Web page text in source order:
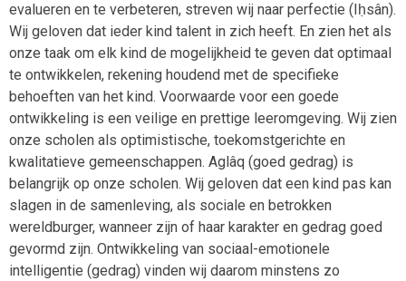
evalueren en te verbeteren, streven wij naar perfectie (Iḥsân).
Wij geloven dat ieder kind talent in zich heeft. En zien het als
onze taak om elk kind de mogelijkheid te geven dat optimaal
te ontwikkelen, rekening houdend met de specifieke
behoeften van het kind. Voorwaarde voor een goede
ontwikkeling is een veilige en prettige leeromgeving. Wij zien
onze scholen als optimistische, toekomstgerichte en
kwalitatieve gemeenschappen. Aglâq (goed gedrag) is
belangrijk op onze scholen. Wij geloven dat een kind pas kan
slagen in de samenleving, als sociale en betrokken
wereldburger, wanneer zijn of haar karakter en gedrag goed
gevormd zijn. Ontwikkeling van sociaal-emotionele
intelligentie (gedrag) vinden wij daarom minstens zo